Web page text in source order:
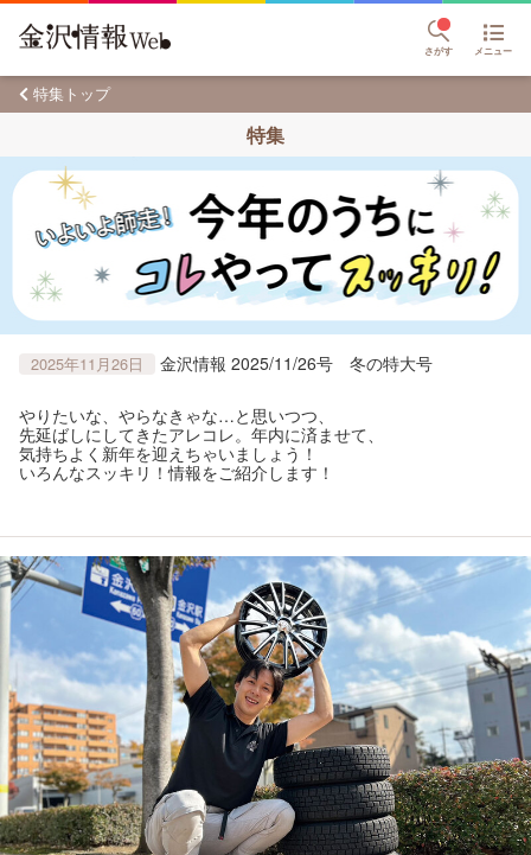
さがす メニュー
特集トップ
特集
2025年11月26日 金沢情報 2025/11/26号 冬の特大号
やりたいな、やらなきゃな…と思いつつ、
先延ばしにしてきたアレコレ。年内に済ませて、
気持ちよく新年を迎えちゃいましょう！
いろんなスッキリ！情報をご紹介します！